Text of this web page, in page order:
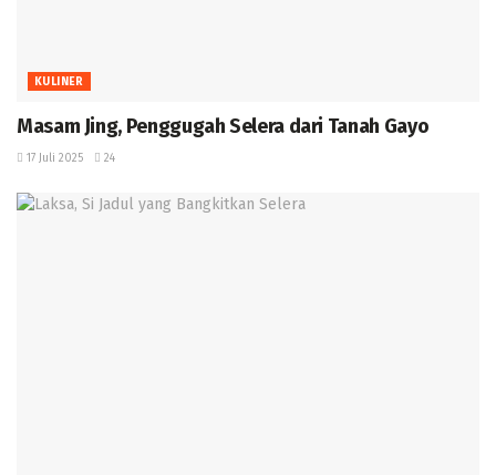
KULINER
Masam Jing, Penggugah Selera dari Tanah Gayo
17 Juli 2025 24